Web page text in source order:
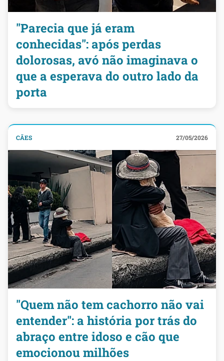
"Parecia que já eram
conhecidas": após perdas
dolorosas, avó não imaginava o
que a esperava do outro lado da
porta
CÃES 27/05/2026
"Quem não tem cachorro não vai
entender": a história por trás do
abraço entre idoso e cão que
emocionou milhões